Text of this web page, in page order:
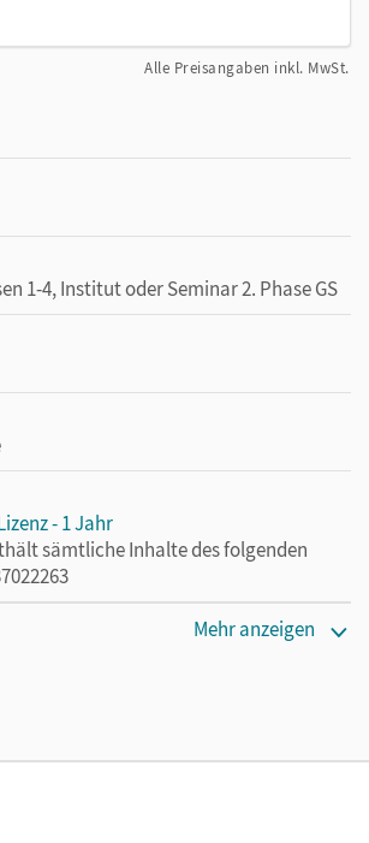
Alle Preisangaben inkl. MwSt.
1-4, Institut oder Seminar 2. Phase GS
- 1 Jahr
sämtliche Inhalte des folgenden
zum Print-Titel nutzen möchten.
Mehr anzeigen